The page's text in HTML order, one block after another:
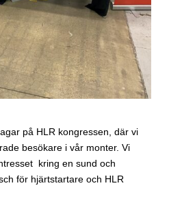
på HLR kongressen, där vi
besökare i vår monter. Vi
kring en sund och
för hjärtstartare och HLR